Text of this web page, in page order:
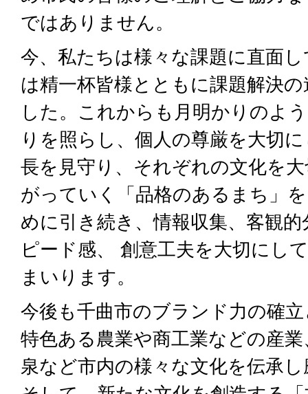
ではありません。
今、私たちは様々な課題に直面
は精一杯皆様とともに課題解決
した。これからも月明かりのよ
りを照らし、個人の尊厳を大切
長を見守り、それぞれの文化を
がっていく「品格のあるまち」
めに引き続き、情報収集、客観
ピード感、 創意工夫を大切にし
まいります。
今後も千曲市のブランド力の確
特色ある農業や商工業などの産
泉など市内の様々な文化を伝承